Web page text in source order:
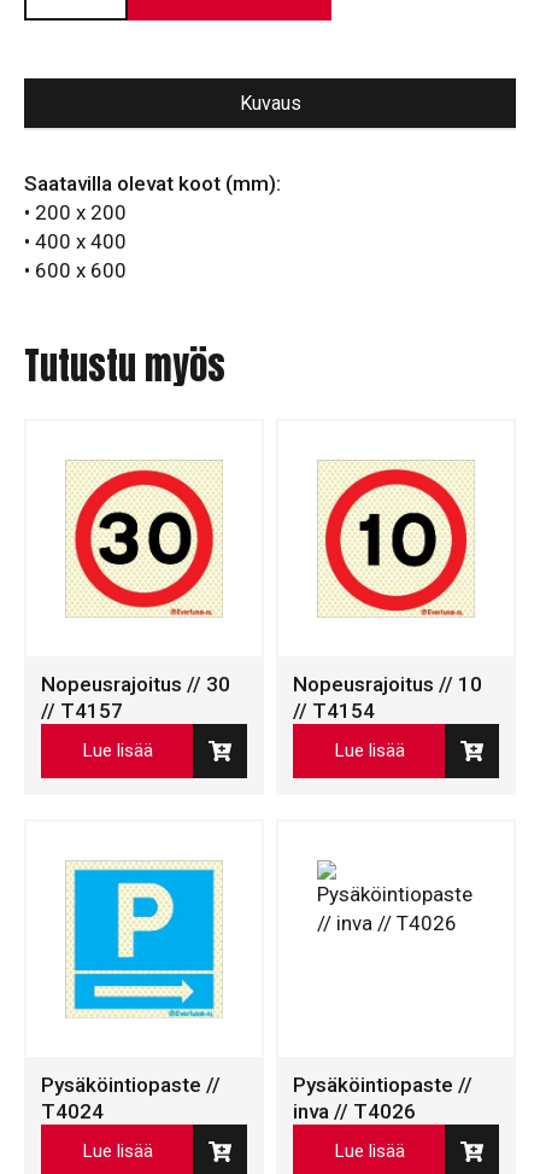
T4164
Kuvaus
Saatavilla olevat koot (mm):
• 200 x 200
• 400 x 400
• 600 x 600
Tutustu myös
Nopeusrajoitus // 30
// T4157
Lue lisää
Nopeusrajoitus // 10
// T4154
Lue lisää
Pysäköintiopaste //
T4024
Lue lisää
Pysäköintiopaste //
inva // T4026
Lue lisää